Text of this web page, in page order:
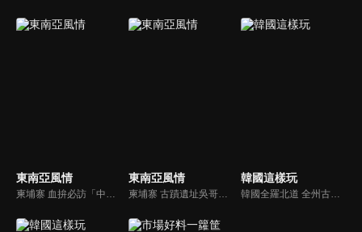
東南亞風情
柬埔寨 血拚必訪「中央市場」！金邊最大的傳統市場
東南亞風情
柬埔寨 古蹟遺址吳哥窟！挑戰傳統吳哥表演，融入當地文化體驗
韓國這樣玩
韓國全羅北道 全州古城韓服一日遊